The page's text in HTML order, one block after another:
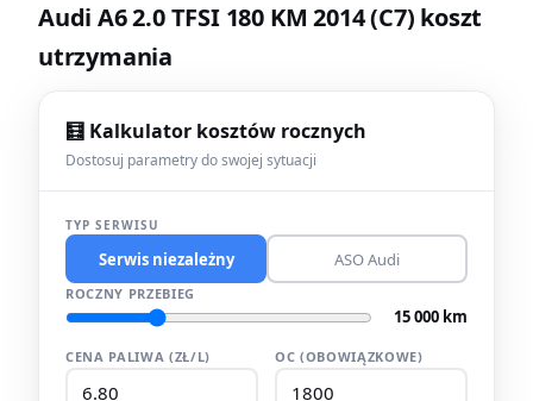
Audi A6 2.0 TFSI 180 KM 2014 (C7) koszt
utrzymania
🧮 Kalkulator kosztów rocznych
Dostosuj parametry do swojej sytuacji
TYP SERWISU
Serwis niezależny ASO Audi
ROCZNY PRZEBIEG
15 000 km
CENA PALIWA (ZŁ/L) OC (OBOWIĄZKOWE)